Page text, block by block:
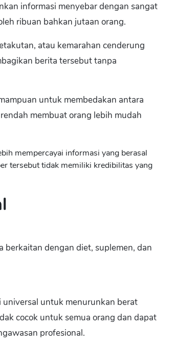
informasi menyebar dengan sangat
ribuan bahkan jutaan orang.
atau kemarahan cenderung
berita tersebut tanpa
untuk membedakan antara
membuat orang lebih mudah
mempercayai informasi yang berasal
tersebut tidak memiliki kredibilitas yang
berkaitan dengan diet, suplemen, dan
untuk menurunkan berat
cocok untuk semua orang dan dapat
profesional.